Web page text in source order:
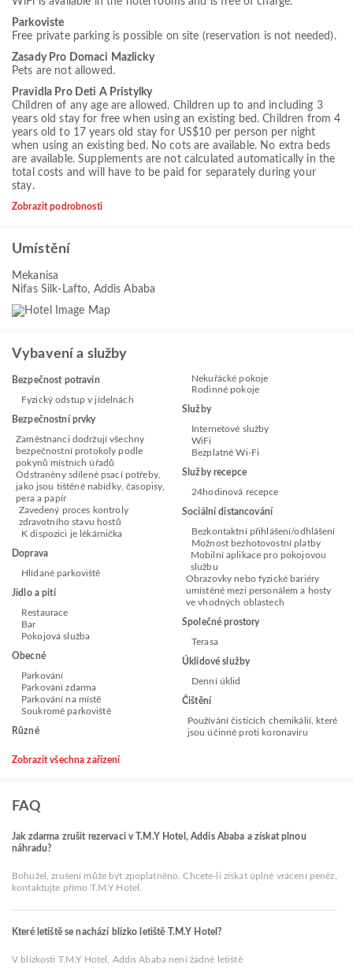
Parkoviste
Free private parking is possible on site (reservation is not needed).
Zasady Pro Domaci Mazlicky
Pets are not allowed.
Pravidla Pro Deti A Pristylky
Children of any age are allowed. Children up to and including 3
years old stay for free when using an existing bed. Children from 4
years old to 17 years old stay for US$10 per person per night
when using an existing bed. No cots are available. No extra beds
are available. Supplements are not calculated automatically in the
total costs and will have to be paid for separately during your
stay.
Zobrazit podrobnosti
Umístění
Mekanisa
Nifas Silk-Lafto, Addis Ababa
Vybavení a služby
Bezpečnost potravin
Fyzický odstup v jídelnách
Bezpečnostní prvky
Zaměstnanci dodržují všechny
bezpečnostní protokoly podle
pokynů místních úřadů
Odstraněny sdílené psací potřeby,
jako jsou tištěné nabídky, časopisy,
pera a papír
Zavedený proces kontroly
zdravotního stavu hostů
K dispozici je lékárnička
Doprava
Hlídané parkoviště
Jídlo a pití
Restaurace
Bar
Pokojová služba
Obecné
Parkování
Parkování zdarma
Parkování na místě
Soukromé parkoviště
Různé
Nekuřácké pokoje
Rodinné pokoje
Služby
Internetové služby
WiFi
Bezplatné Wi-Fi
Služby recepce
24hodinová recepce
Sociální distancování
Bezkontaktní přihlášení/odhlášení
Možnost bezhotovostní platby
Mobilní aplikace pro pokojovou
službu
Obrazovky nebo fyzické bariéry
umístěné mezi personálem a hosty
ve vhodných oblastech
Společné prostory
Terasa
Úklidové služby
Denní úklid
Čištění
Používání čisticích chemikálií, které
jsou účinné proti koronaviru
Zobrazit všechna zařízení
FAQ
Jak zdarma zrušit rezervaci v T.M.Y Hotel, Addis Ababa a získat plnou
náhradu?
Bohužel, zrušení může být zpoplatněno. Chcete-li získat úplné vrácení peněz,
kontaktujte přímo T.M.Y Hotel.
Které letiště se nachází blízko letiště T.M.Y Hotel?
V blízkosti T.M.Y Hotel, Addis Ababa není žádné letiště